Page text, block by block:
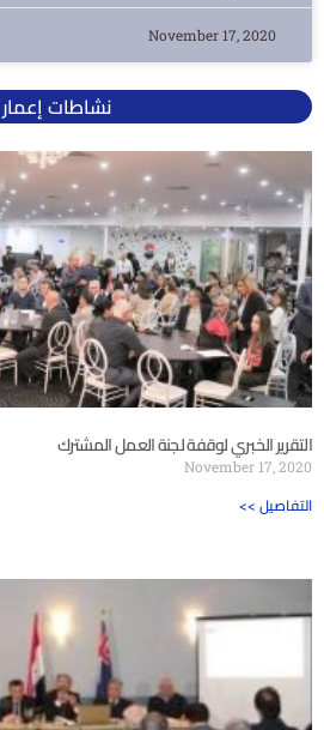
November 17, 2020
نشاطات إعمار
التقرير الخبري لوقفة لجنة العمل المشترك
November 17, 2020
<< التفاصيل